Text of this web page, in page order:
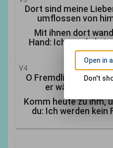
Dort sind meine
umflossen von
Mit ihnen dort
Hand: Ich werde
V4
O Fremdling, beim
er wäschet von
Komm heute zu ihm,
du: Ich werden kein
Open in
Don't